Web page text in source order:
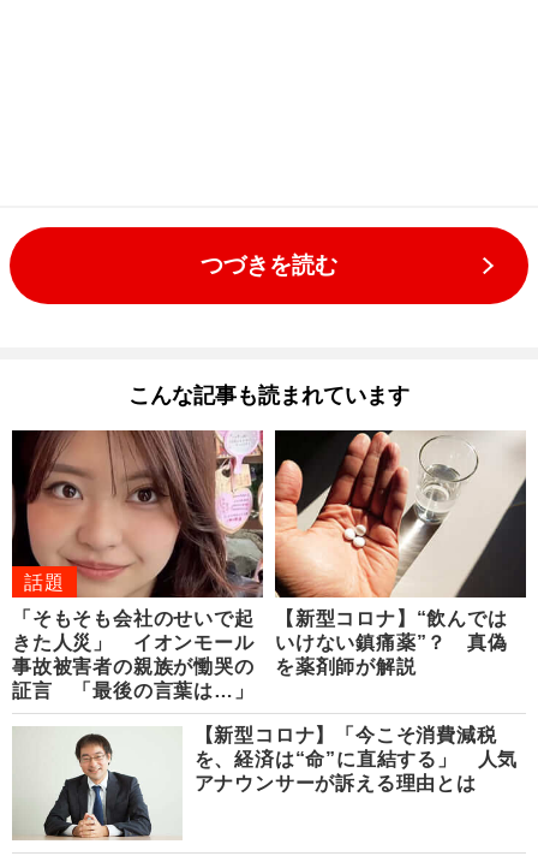
つづきを読む
こんな記事も読まれています
話題
「そもそも会社のせいで起
きた人災」 イオンモール
事故被害者の親族が慟哭の
証言 「最後の言葉は…」
【新型コロナ】“飲んでは
いけない鎮痛薬”？ 真偽
を薬剤師が解説
【新型コロナ】「今こそ消費減税
を、経済は“命”に直結する」 人気
アナウンサーが訴える理由とは